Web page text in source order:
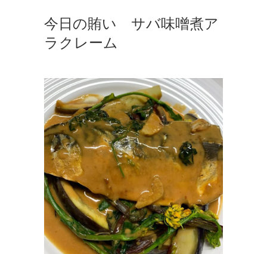
今日の賄い サバ味噌煮ア
ラクレーム